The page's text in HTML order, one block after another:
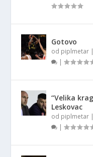
Gotovo
od piplmetar
|
“Velika
Leskovac
od piplmetar
|